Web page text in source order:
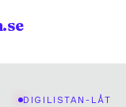
DIGILISTAN-LÅT